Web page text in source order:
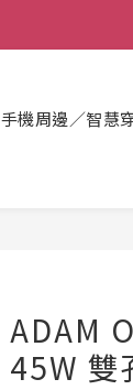
手機周邊／智慧
ADAM
45W 雙